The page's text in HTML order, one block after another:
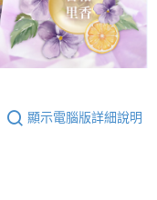
顯示電腦版詳細說明